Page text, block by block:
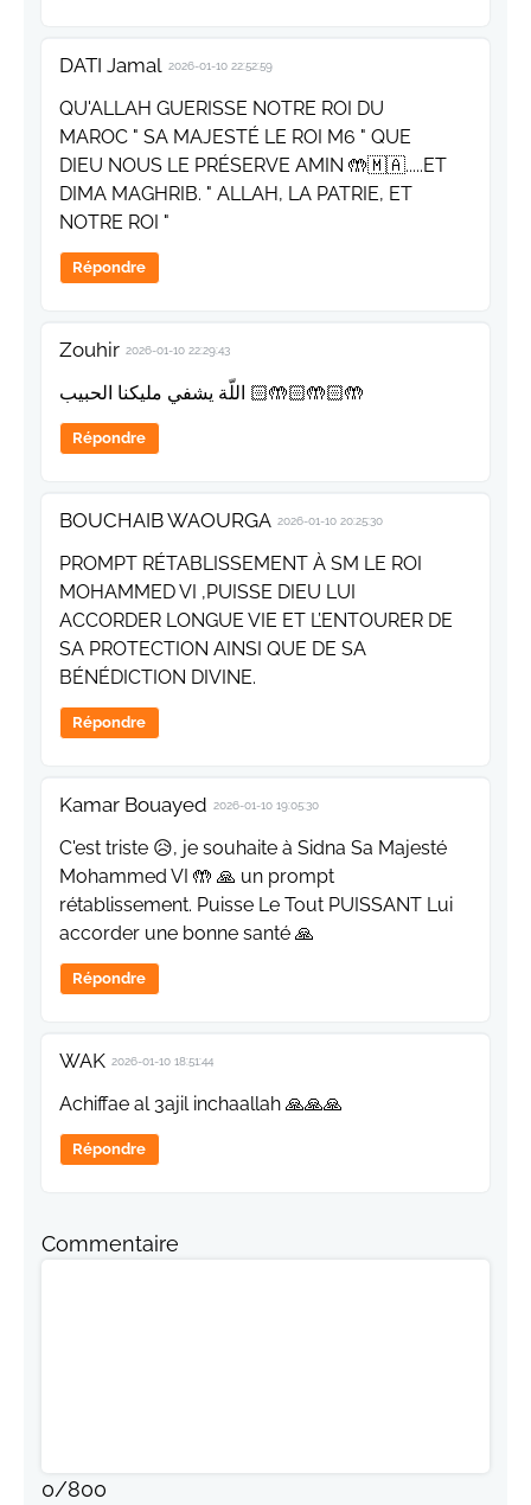
DATI Jamal 2026-01-10 22:52:59
QU'ALLAH GUERISSE NOTRE ROI DU
MAROC " SA MAJESTÉ LE ROI M6 " QUE
DIEU NOUS LE PRÉSERVE AMIN 🤲🇲🇦.....ET
DIMA MAGHRIB. " ALLAH, LA PATRIE, ET
NOTRE ROI "
Répondre
Zouhir 2026-01-10 22:29:43
اللّة يشفي مليكنا الحبيب 🤲🏻🤲🏻🤲🏻
Répondre
BOUCHAIB WAOURGA 2026-01-10 20:25:30
PROMPT RÉTABLISSEMENT À SM LE ROI
MOHAMMED VI ,PUISSE DIEU LUI
ACCORDER LONGUE VIE ET L’ENTOURER DE
SA PROTECTION AINSI QUE DE SA
BÉNÉDICTION DIVINE.
Répondre
Kamar Bouayed 2026-01-10 19:05:30
C'est triste 😥, je souhaite à Sidna Sa Majesté
Mohammed VI 🤲 🙏 un prompt
rétablissement. Puisse Le Tout PUISSANT Lui
accorder une bonne santé 🙏
Répondre
WAK 2026-01-10 18:51:44
Achiffae al 3ajil inchaallah 🙏🙏🙏
Répondre
Commentaire
0/800